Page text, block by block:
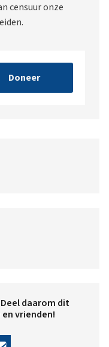
censuur onze
Doneer
daarom dit
vrienden!